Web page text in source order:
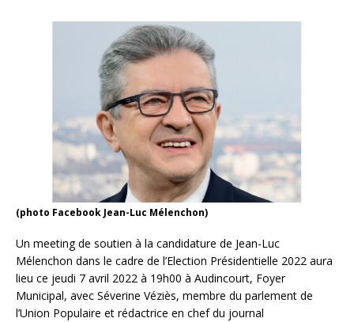
(photo Facebook Jean-Luc Mélenchon)
Un meeting de soutien à la candidature de Jean-Luc
Mélenchon dans le cadre de l’Election Présidentielle 2022 aura
lieu ce jeudi 7 avril 2022 à 19h00 à Audincourt, Foyer
Municipal, avec Séverine Véziès, membre du parlement de
l’Union Populaire et rédactrice en chef du journal